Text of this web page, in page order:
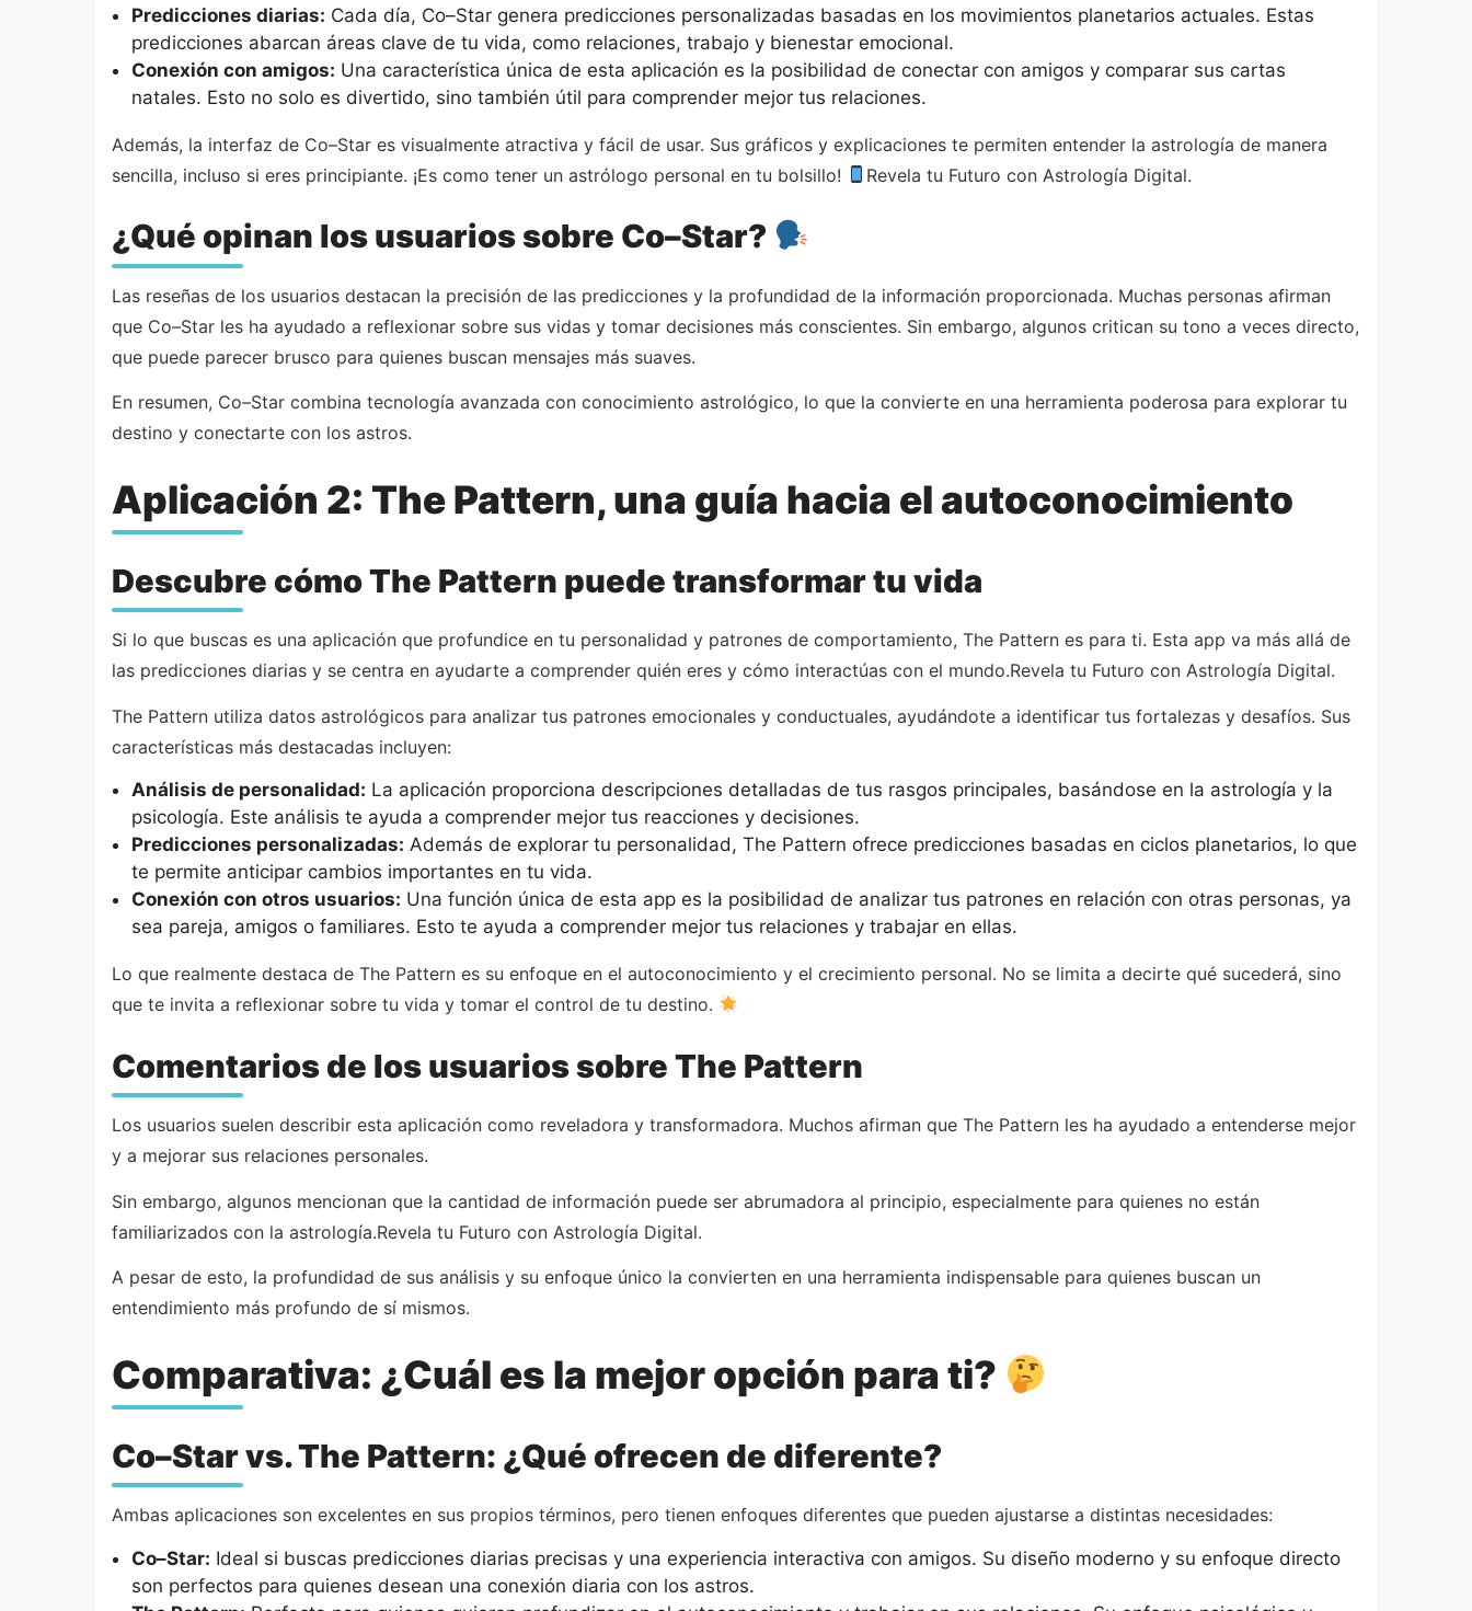
Predicciones diarias: Cada día, Co–Star genera predicciones personalizadas basadas en los movimientos planetarios actuales. Estas
predicciones abarcan áreas clave de tu vida, como relaciones, trabajo y bienestar emocional.
Conexión con amigos: Una característica única de esta aplicación es la posibilidad de conectar con amigos y comparar sus cartas
natales. Esto no solo es divertido, sino también útil para comprender mejor tus relaciones.
Además, la interfaz de Co–Star es visualmente atractiva y fácil de usar. Sus gráficos y explicaciones te permiten entender la astrología de manera
sencilla, incluso si eres principiante. ¡Es como tener un astrólogo personal en tu bolsillo!
Revela tu Futuro con Astrología Digital.
¿Qué opinan los usuarios sobre Co–Star?
Las reseñas de los usuarios destacan la precisión de las predicciones y la profundidad de la información proporcionada. Muchas personas afirman
que Co–Star les ha ayudado a reflexionar sobre sus vidas y tomar decisiones más conscientes. Sin embargo, algunos critican su tono a veces directo,
que puede parecer brusco para quienes buscan mensajes más suaves.
En resumen, Co–Star combina tecnología avanzada con conocimiento astrológico, lo que la convierte en una herramienta poderosa para explorar tu
destino y conectarte con los astros.
Aplicación 2: The Pattern, una guía hacia el autoconocimiento
Descubre cómo The Pattern puede transformar tu vida
Si lo que buscas es una aplicación que profundice en tu personalidad y patrones de comportamiento, The Pattern es para ti. Esta app va más allá de
las predicciones diarias y se centra en ayudarte a comprender quién eres y cómo interactúas con el mundo.Revela tu Futuro con Astrología Digital.
The Pattern utiliza datos astrológicos para analizar tus patrones emocionales y conductuales, ayudándote a identificar tus fortalezas y desafíos. Sus
características más destacadas incluyen:
Análisis de personalidad: La aplicación proporciona descripciones detalladas de tus rasgos principales, basándose en la astrología y la
psicología. Este análisis te ayuda a comprender mejor tus reacciones y decisiones.
Predicciones personalizadas: Además de explorar tu personalidad, The Pattern ofrece predicciones basadas en ciclos planetarios, lo que
te permite anticipar cambios importantes en tu vida.
Conexión con otros usuarios: Una función única de esta app es la posibilidad de analizar tus patrones en relación con otras personas, ya
sea pareja, amigos o familiares. Esto te ayuda a comprender mejor tus relaciones y trabajar en ellas.
Lo que realmente destaca de The Pattern es su enfoque en el autoconocimiento y el crecimiento personal. No se limita a decirte qué sucederá, sino
que te invita a reflexionar sobre tu vida y tomar el control de tu destino.
Comentarios de los usuarios sobre The Pattern
Los usuarios suelen describir esta aplicación como reveladora y transformadora. Muchos afirman que The Pattern les ha ayudado a entenderse mejor
y a mejorar sus relaciones personales.
Sin embargo, algunos mencionan que la cantidad de información puede ser abrumadora al principio, especialmente para quienes no están
familiarizados con la astrología.Revela tu Futuro con Astrología Digital.
A pesar de esto, la profundidad de sus análisis y su enfoque único la convierten en una herramienta indispensable para quienes buscan un
entendimiento más profundo de sí mismos.
Comparativa: ¿Cuál es la mejor opción para ti?
Co–Star vs. The Pattern: ¿Qué ofrecen de diferente?
Ambas aplicaciones son excelentes en sus propios términos, pero tienen enfoques diferentes que pueden ajustarse a distintas necesidades:
Co–Star: Ideal si buscas predicciones diarias precisas y una experiencia interactiva con amigos. Su diseño moderno y su enfoque directo
son perfectos para quienes desean una conexión diaria con los astros.